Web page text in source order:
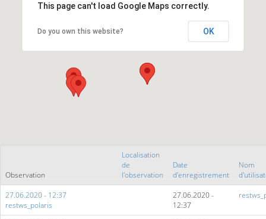
This page can't load Google Maps correctly.
Do you own this website? OK
Observation
Localisation
de
l'observation
Date
d'enregistrement
Nom
27.06.2020 - 12:37
restws_polaris
27.06.2020 -
12:37